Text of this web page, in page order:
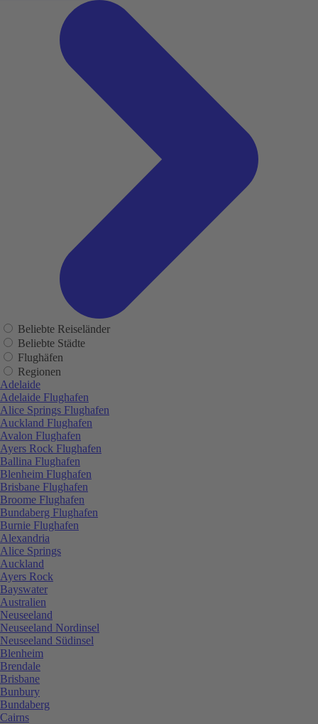
Beliebte Reiseländer
Beliebte Städte
Flughäfen
Regionen
Adelaide
Adelaide Flughafen
Alice Springs Flughafen
Auckland Flughafen
Avalon Flughafen
Ayers Rock Flughafen
Ballina Flughafen
Blenheim Flughafen
Brisbane Flughafen
Broome Flughafen
Bundaberg Flughafen
Burnie Flughafen
Alexandria
Alice Springs
Auckland
Ayers Rock
Bayswater
Australien
Neuseeland
Neuseeland Nordinsel
Neuseeland Südinsel
Blenheim
Brendale
Brisbane
Bunbury
Bundaberg
Cairns